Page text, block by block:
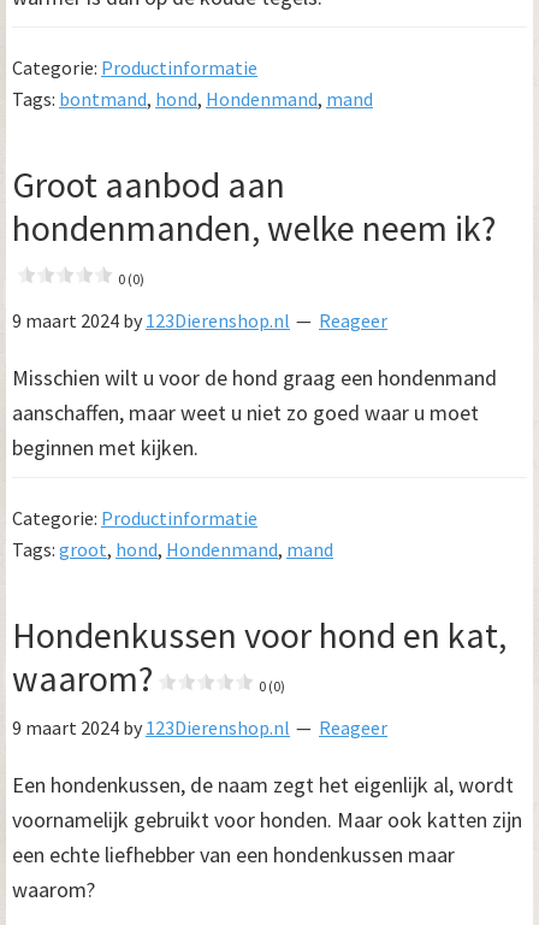
Categorie: Productinformatie
Tags: bontmand, hond, Hondenmand, mand
Groot aanbod aan
hondenmanden, welke neem ik?
0 (0)
9 maart 2024 by 123Dierenshop.nl Reageer
Misschien wilt u voor de hond graag een hondenmand
aanschaffen, maar weet u niet zo goed waar u moet
beginnen met kijken.
Categorie: Productinformatie
Tags: groot, hond, Hondenmand, mand
Hondenkussen voor hond en kat,
waarom?
0 (0)
9 maart 2024 by 123Dierenshop.nl Reageer
Een hondenkussen, de naam zegt het eigenlijk al, wordt
voornamelijk gebruikt voor honden. Maar ook katten zijn
een echte liefhebber van een hondenkussen maar
waarom?